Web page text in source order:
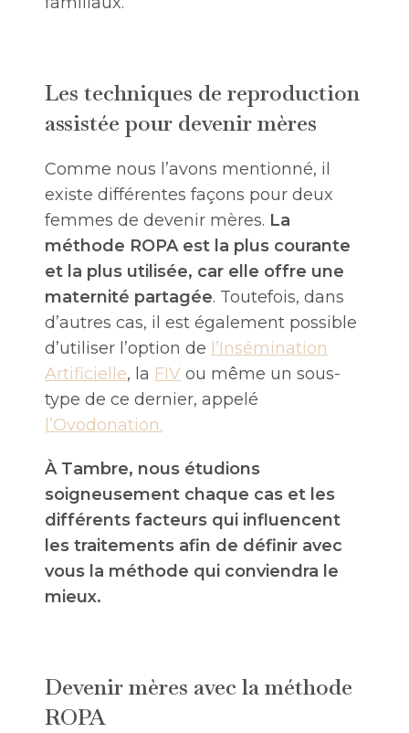
Les techniques de reproduction
assistée pour devenir mères
Comme nous l’avons mentionné, il
existe différentes façons pour deux
femmes de devenir mères. La
méthode ROPA est la plus courante
et la plus utilisée, car elle offre une
maternité partagée. Toutefois, dans
d’autres cas, il est également possible
d’utiliser l’option de l’Insémination
Artificielle, la FIV ou même un sous-
type de ce dernier, appelé
l’Ovodonation.
À Tambre, nous étudions
soigneusement chaque cas et les
différents facteurs qui influencent
les traitements afin de définir avec
vous la méthode qui conviendra le
mieux.
Devenir mères avec la méthode
ROPA